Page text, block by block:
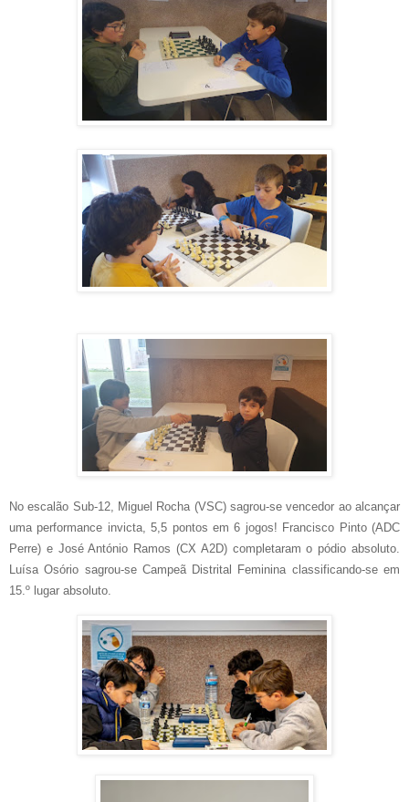
No escalão Sub-12, Miguel Rocha (VSC) sagrou-se vencedor ao alcançar
uma performance invicta, 5,5 pontos em 6 jogos! Francisco Pinto (ADC
Perre) e José António Ramos (CX A2D) completaram o pódio absoluto.
Luísa Osório sagrou-se Campeã Distrital Feminina classificando-se em
15.º lugar absoluto.